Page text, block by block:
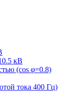
кВ
(cos φ=0.8)
тока 400 Гц)